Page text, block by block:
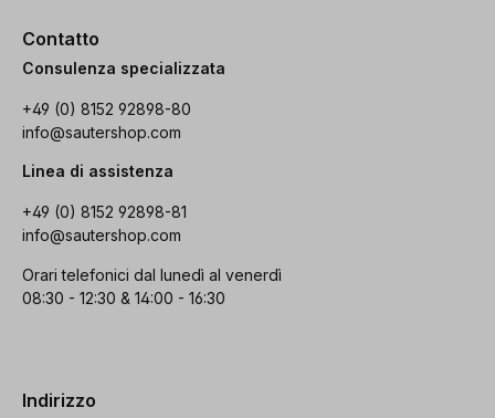
Contatto
Consulenza specializzata
+49 (0) 8152 92898-80
info@sautershop.com
Linea di assistenza
+49 (0) 8152 92898-81
info@sautershop.com
Orari telefonici dal lunedì al venerdì
08:30 - 12:30 & 14:00 - 16:30
Indirizzo